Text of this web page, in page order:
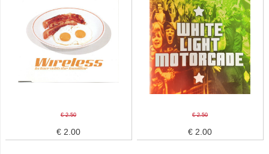
€ 2.50
€ 2.00
€ 2.50
€ 2.00